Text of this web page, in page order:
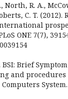
North, R. A.,
C. T. (2012).
ONE 7(7),
BSI: Brief
and procedures
System.